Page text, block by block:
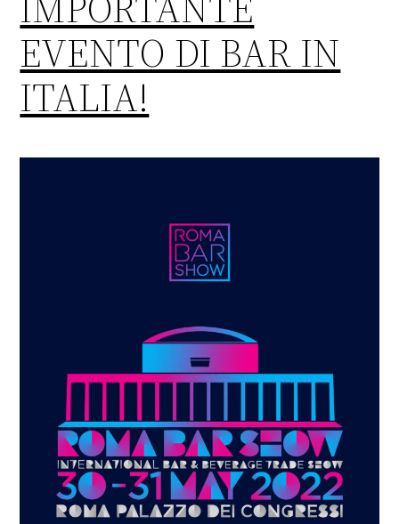
EVENTO DI BAR IN
ITALIA!